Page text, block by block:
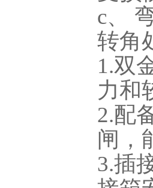
c、
转角
1.双
力和
2.配
闸，
3.插